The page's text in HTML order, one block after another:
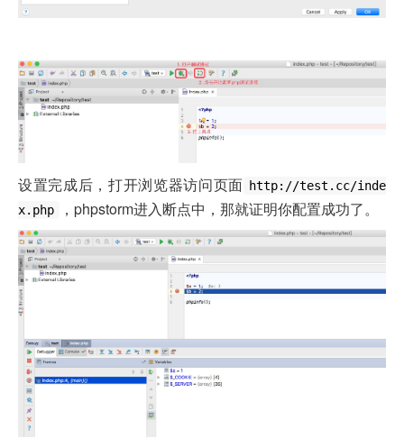
设置完成后，打开浏览器访问页面 http://test.cc/inde
x.php
，phpstorm进入断点中，那就证明你配置成功了。